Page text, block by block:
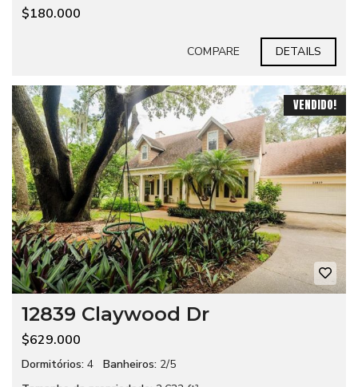
$180.000
COMPARE DETAILS
VENDIDO!
12839 Claywood Dr
$629.000
Dormitórios: 4 Banheiros: 2/5